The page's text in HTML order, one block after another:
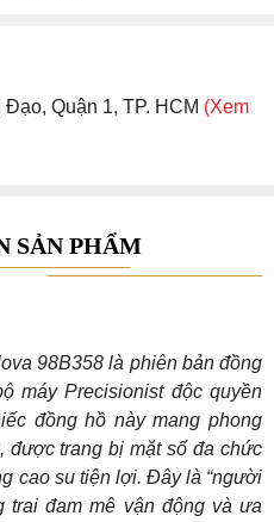
Quận 1, TP. HCM (Xem
SẢN PHẨM
98B358 là phiên bản đồng
máy Precisionist độc quyền
đồng hồ này mang phong
được trang bị mặt số đa chức
cao su tiện lợi. Đây là “người
trai đam mê vận động và ưa